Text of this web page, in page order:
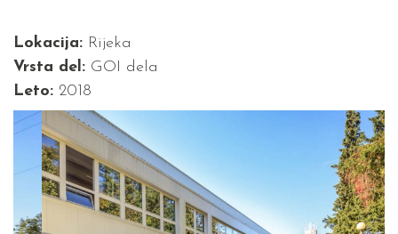
Lokacija: Rijeka
Vrsta del: GOI dela
Leto: 2018
Previous Next